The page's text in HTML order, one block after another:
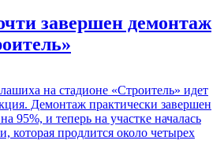
завершен демонтаж
на стадионе «Строитель» идет
Демонтаж практически завершен
и теперь на участке началась
которая продлится около четырех